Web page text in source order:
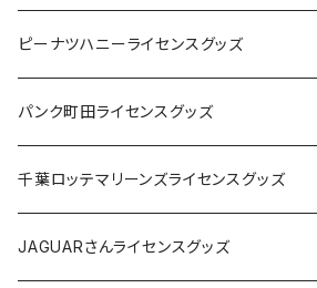
キャップ
ステッカー
缶バッジ
ホテルキーホルダー
ステッカー
缶バッジ
アクリルキーホルダー
ホテルキーホルダー
ピーナツハニーライセンスグッズ
Tシャツ
キャップ
バッグ
パンク町田ライセンスグッズ
Tシャツ
キャップ
千葉ロッテマリーンズライセンスグッズ
ステッカー
JAGUARさんライセンスグッズ